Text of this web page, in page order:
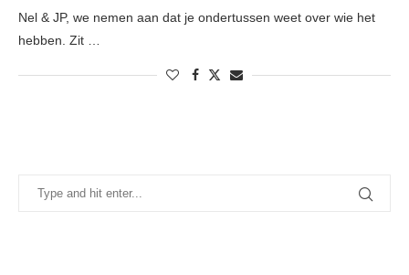
Nel & JP, we nemen aan dat je ondertussen weet over wie het
hebben. Zit …